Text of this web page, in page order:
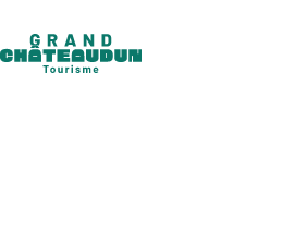
contenu